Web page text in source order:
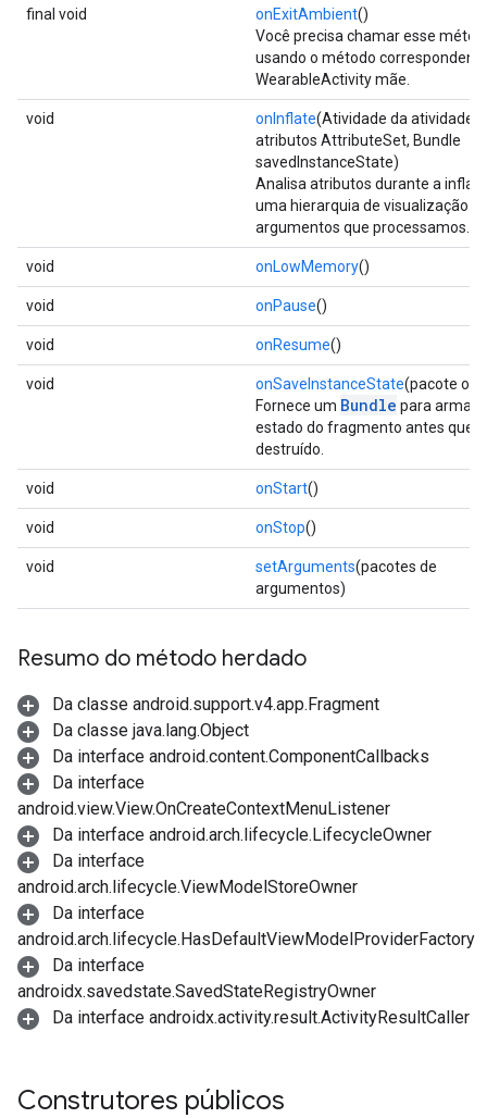
final void onExitAmbient()
Você precisa chamar esse
usando o método
WearableActivity mãe.
void onInflate(Atividade da atividade,
atributos AttributeSet, Bundle
savedInstanceState)
Analisa atributos durante a
uma hierarquia de visualização
argumentos que processamos.
void onLowMemory()
void onPause()
void onResume()
void onSaveInstanceState(pacote
Fornece um Bundle para
estado do fragmento antes que
destruído.
void onStart()
void onStop()
void setArguments(pacotes de
argumentos)
Resumo do método herdado
Da classe android.support.v4.app.Fragment
Da classe java.lang.Object
Da interface android.content.ComponentCallbacks
Da interface
android.view.View.OnCreateContextMenuListener
Da interface android.arch.lifecycle.LifecycleOwner
Da interface
android.arch.lifecycle.ViewModelStoreOwner
Da interface
android.arch.lifecycle.HasDefaultViewModelProviderFactory
Da interface
androidx.savedstate.SavedStateRegistryOwner
Da interface androidx.activity.result.ActivityResultCaller
Construtores públicos